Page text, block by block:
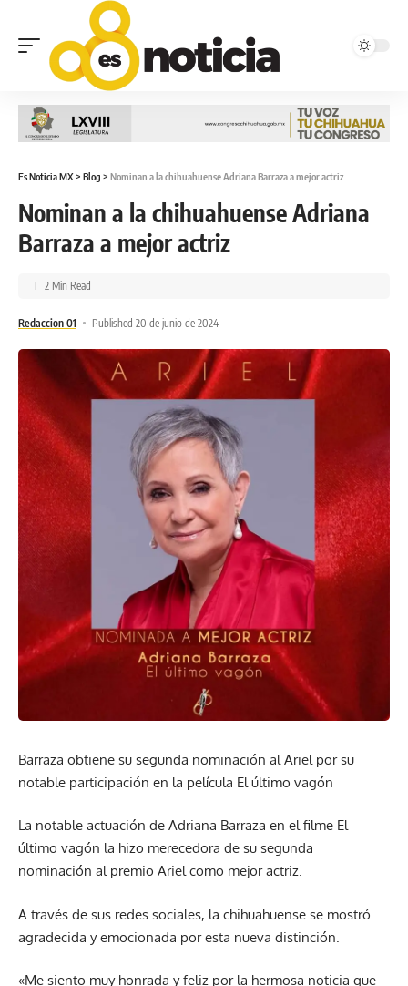
Es Noticia MX> Blog > Nominan a la chihuahuense Adriana Barraza a mejor actriz
Nominan a la chihuahuense Adriana
Barraza a mejor actriz
Redaccion 01 Published 20 de junio de 2024
2 Min Read
Barraza obtiene su segunda nominación al Ariel por su
notable participación en la película El último vagón
La notable actuación de Adriana Barraza en el filme El
último vagón la hizo merecedora de su segunda
nominación al premio Ariel como mejor actriz.
A través de sus redes sociales, la chihuahuense se mostró
agradecida y emocionada por esta nueva distinción.
«Me siento muy honrada y feliz por la hermosa noticia que